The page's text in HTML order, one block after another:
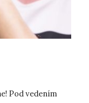
Pod vedením